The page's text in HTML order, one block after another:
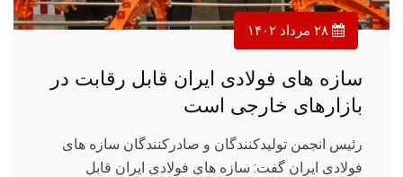
سازه های فولادی ایران قابل رقابت در
بازارهای خارجی است
رئیس انجمن تولیدکنندگان و صادرکنندگان سازه های
فولادی ایران گفت: سازه های فولادی ایران قابل